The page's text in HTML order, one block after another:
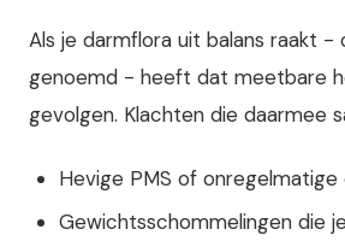
Als je darmflora uit balans raakt -
genoemd - heeft dat meetbare
gevolgen. Klachten die daarmee
Hevige PMS of onregelmatige
Gewichtsschommelingen die